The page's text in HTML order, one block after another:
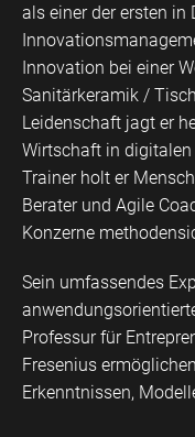
als einer der ersten in
Innovation bei einer
Sanitärkeramik /
Leidenschaft jagt er
Wirtschaft in digitalen
Trainer holt er
Berater und Agile
Konzerne
Sein umfassendes
Professur für
Fresenius
Erkenntnissen,